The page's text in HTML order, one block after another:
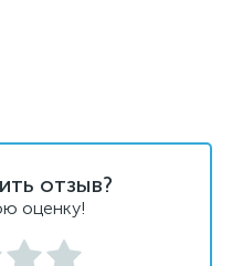
отзыв?
оценку!